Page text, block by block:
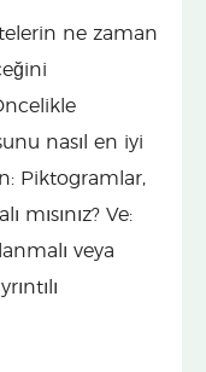
ne zaman
nasıl en iyi
Piktogramlar,
mısınız? Ve:
veya